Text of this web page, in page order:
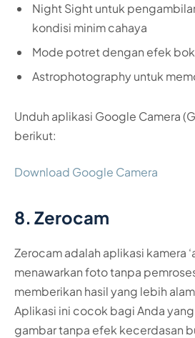
Night Sight untuk
kondisi minim cahaya
Mode potret dengan efek
Astrophotography untuk
Unduh aplikasi Google Camera
berikut:
Download Google Camera
8. Zerocam
Zerocam adalah aplikasi kamera
menawarkan foto tanpa
memberikan hasil yang lebih
Aplikasi ini cocok bagi Anda
gambar tanpa efek kecerdasan